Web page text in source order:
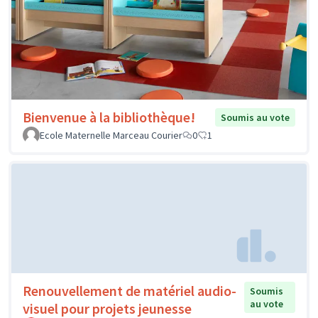
Bienvenue à la bibliothèque!
Soumis au vote
Ecole Maternelle Marceau Courier
0 1
Renouvellement de matériel audio-
visuel pour projets jeunesse
Soumis
au vote